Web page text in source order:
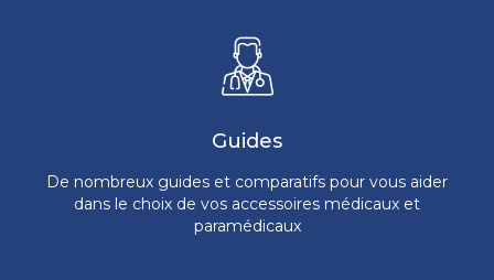
Guides
De nombreux guides et comparatifs pour vous aider
dans le choix de vos accessoires médicaux et
paramédicaux